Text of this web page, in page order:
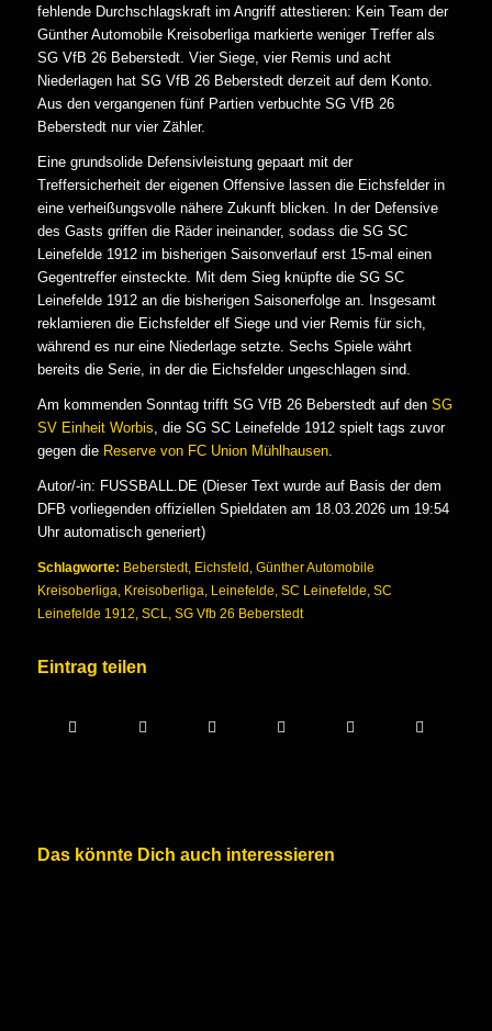
fehlende Durchschlagskraft im Angriff attestieren: Kein Team der
Günther Automobile Kreisoberliga markierte weniger Treffer als
SG VfB 26 Beberstedt. Vier Siege, vier Remis und acht
Niederlagen hat SG VfB 26 Beberstedt derzeit auf dem Konto.
Aus den vergangenen fünf Partien verbuchte SG VfB 26
Beberstedt nur vier Zähler.
Eine grundsolide Defensivleistung gepaart mit der
Treffersicherheit der eigenen Offensive lassen die Eichsfelder in
eine verheißungsvolle nähere Zukunft blicken. In der Defensive
des Gasts griffen die Räder ineinander, sodass die SG SC
Leinefelde 1912 im bisherigen Saisonverlauf erst 15-mal einen
Gegentreffer einsteckte. Mit dem Sieg knüpfte die SG SC
Leinefelde 1912 an die bisherigen Saisonerfolge an. Insgesamt
reklamieren die Eichsfelder elf Siege und vier Remis für sich,
während es nur eine Niederlage setzte. Sechs Spiele währt
bereits die Serie, in der die Eichsfelder ungeschlagen sind.
Am kommenden Sonntag trifft SG VfB 26 Beberstedt auf den SG
SV Einheit Worbis, die SG SC Leinefelde 1912 spielt tags zuvor
gegen die Reserve von FC Union Mühlhausen.
Autor/-in: FUSSBALL.DE (Dieser Text wurde auf Basis der dem
DFB vorliegenden offiziellen Spieldaten am 18.03.2026 um 19:54
Uhr automatisch generiert)
Schlagworte: Beberstedt, Eichsfeld
Günther Automobile
Kreisoberliga
Kreisoberliga Leinefelde SC Leinefelde SC
Leinefelde 1912 SCL SG Vfb 26 Beberstedt
Eintrag teilen
Das könnte Dich auch interessieren